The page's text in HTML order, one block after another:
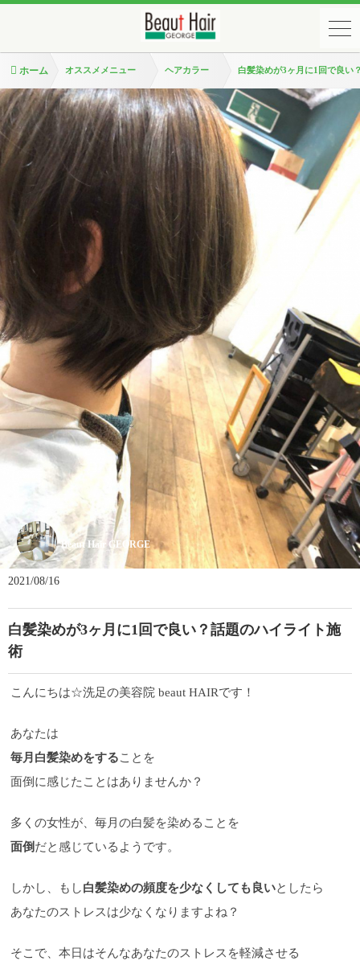
ホーム オススメメニュー ヘアカラー 白髪染めが3ヶ月に1回で良い
Beaut Hair GEORGE
2021/08/16
白髪染めが3ヶ月に1回で良い？話題のハイライト施
術
こんにちは☆洗足の美容院 beaut HAIRです！
あなたは
毎月白髪染めをすることを
面倒に感じたことはありませんか？
多くの女性が、毎月の白髪を染めることを
面倒だと感じているようです。
しかし、もし白髪染めの頻度を少なくしても良いとしたら
あなたのストレスは少なくなりますよね？
そこで、本日はそんなあなたのストレスを軽減させる